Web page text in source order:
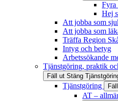
Fyra
Hej
Att jobba som
Att jobba som
Träffa Region
Intyg och betyg
Arbetssökande
Tjänstgöring, praktik
Fäll ut Stäng
Tjänstgöring
AT –